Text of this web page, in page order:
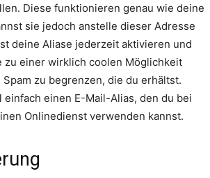
Diese funktionieren genau wie deine
sie jedoch anstelle dieser Adresse
deine Aliase jederzeit aktivieren und
zu einer wirklich coolen Möglichkeit
Spam zu begrenzen, die du erhältst.
einfach einen E-Mail-Alias, den du bei
Onlinedienst verwenden kannst.